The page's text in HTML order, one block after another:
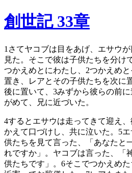
創世記 33章
1 さてヤコブは目をあげ、エサウ
見た。そこで彼は子供たちを分け
つかえめとにわたし、 2つかえめ
置き、レアとその子供たちを次に
後に置いて、 3みずから彼らの前
がめて、兄に近づいた。
4するとエサウは走ってきて迎え
かえて口づけし、共に泣いた。 5
供たちを見て言った、「あなたと
れですか」。ヤコブは言った、「
供たちです」。 6そこでつかえめ